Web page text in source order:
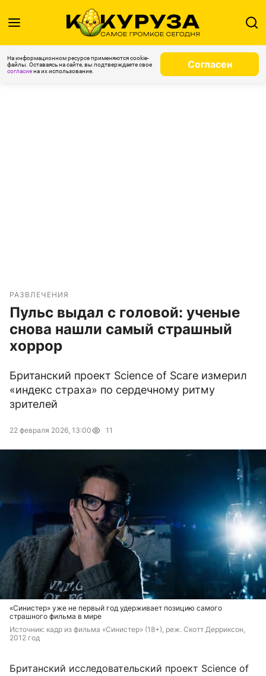
На информационном ресурсе применяются cookie-
файлы. Оставаясь на сайте, вы подтверждаете свое
согласиена их использование.
Согласен
РАЗВЛЕЧЕНИЯ
Пульс выдал с головой: ученые
снова нашли самый страшный
хоррор
Британский проект Science of Scare измерил
«индекс страха» по сердечному ритму
зрителей
22 февраля 2026, 13:00 11
«Синистер» уже не первый год удерживает позицию самого
страшного фильма в мире
Источник: кадр из фильма «Синистер» (18+), реж. Скотт Дерриксон,
2012 год
Британский исследовательский проект Science of